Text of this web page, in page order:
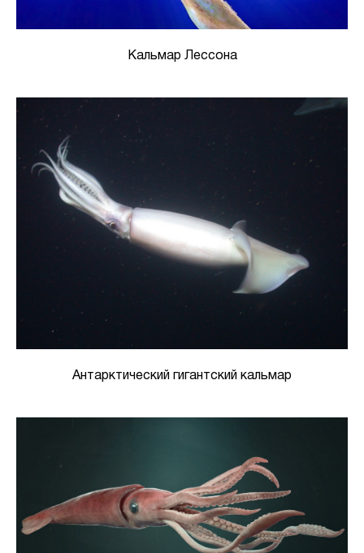
Кальмар Лессона
Антарктический гигантский кальмар